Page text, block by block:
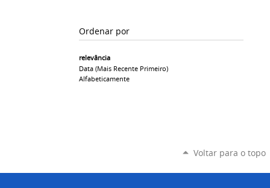
Ordenar por
relevância
Data (mais Recente Primeiro)
Alfabeticamente
Voltar para o topo